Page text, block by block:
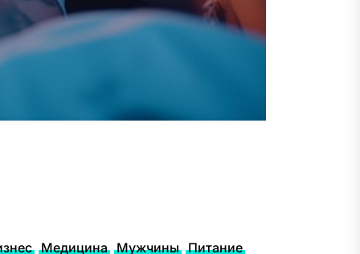
Медицина Мужчины Питание